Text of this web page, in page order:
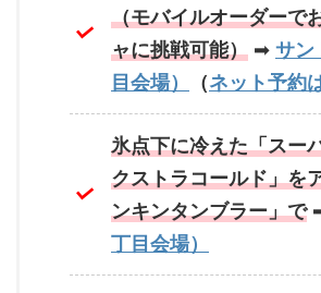
（モバイルオーダーで
ャに挑戦可能） ➡ サン
目会場）
（ネット予約
氷点下に冷えた「スー
クストラコールド」を
ンキンタンブラー」で
丁目会場）